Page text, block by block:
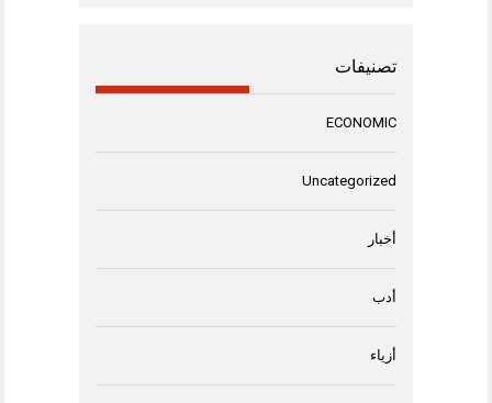
تصنيفات
ECONOMIC
Uncategorized
أخبار
أدب
أزياء